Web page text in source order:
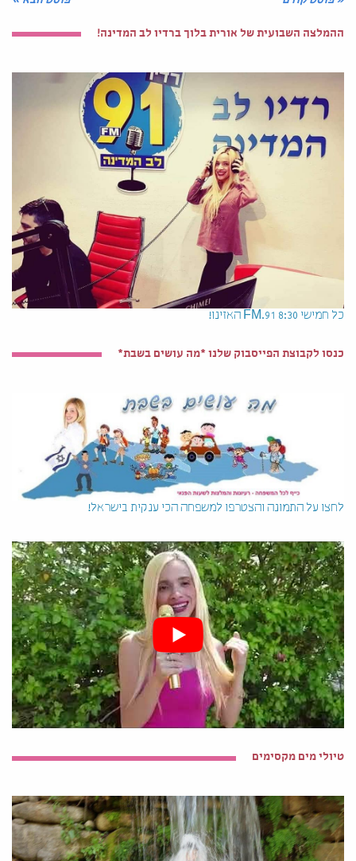
ההמלצה השבועית של אורית בלוך ברדיו לב המדינה!
כל חמישי 8:30 91.FM האזינו!
כנסו לקבוצת הפייסבוק שלנו *מה עושים בשבת*
לחצו על התמונה והצטרפו למשפחה הכי ענקית בישראל!
טיולי מים מקסימים